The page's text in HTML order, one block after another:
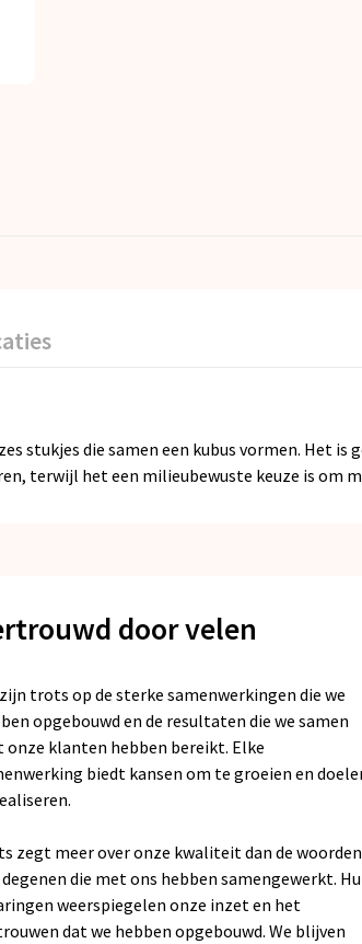
stukjes die samen een kubus vormen. Het is
terwijl het een milieubewuste keuze is om
door velen
trots op de sterke samenwerkingen die we
opgebouwd en de resultaten die we samen
onze klanten hebben bereikt. Elke
biedt kansen om te groeien en
zegt meer over onze kwaliteit dan de woorden
die met ons hebben samengewerkt.
weerspiegelen onze inzet en het
dat we hebben opgebouwd. We blijven